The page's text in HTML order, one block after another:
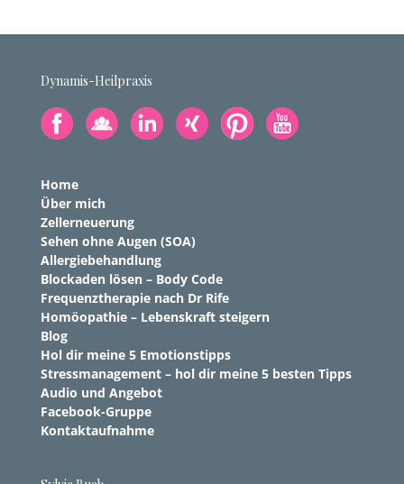
Dynamis-Heilpraxis
Home
Über mich
Zellerneuerung
Sehen ohne Augen (SOA)
Allergiebehandlung
Blockaden lösen – Body Code
Frequenztherapie nach Dr Rife
Homöopathie – Lebenskraft steigern
Blog
Hol dir meine 5 Emotionstipps
Stressmanagement – hol dir meine 5 besten Tipps
Audio und Angebot
Facebook-Gruppe
Kontaktaufnahme